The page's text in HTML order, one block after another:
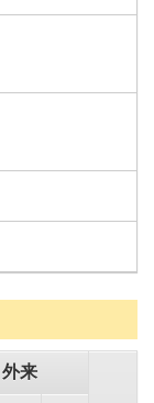
外来